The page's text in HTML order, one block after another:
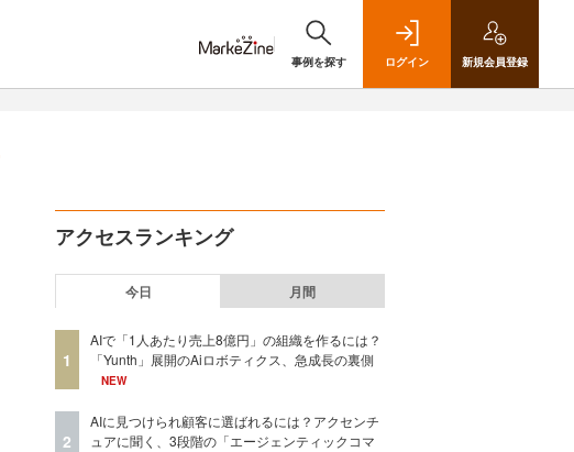
事例を探す ログイン 新規会員登録
アクセスランキング
今日 月間
1
AIで「1人あたり売上8億円」の組織を作るには？
「Yunth」展開のAiロボティクス、急成長の裏側
NEW
2
AIに見つけられ顧客に選ばれるには？アクセンチ
ュアに聞く、3段階の「エージェンティックコマ